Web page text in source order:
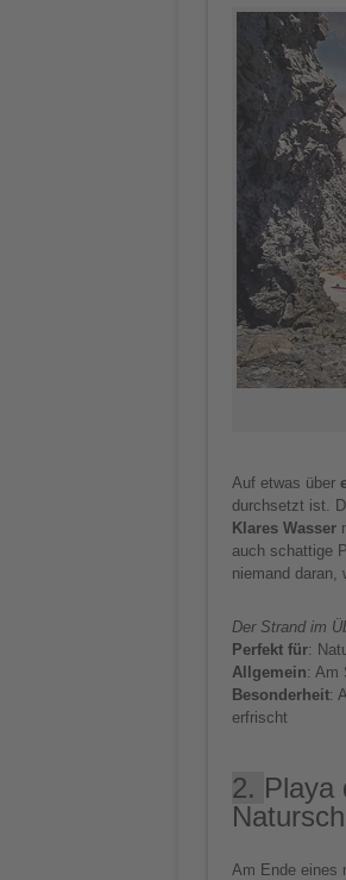
Auf etwas über
durchsetzt ist.
Klares Wasser
auch schattige
niemand daran,
Der Strand im
Perfekt für:
Allgemein: Am
Besonderheit:
erfrischt
2. Playa
Am Ende eines